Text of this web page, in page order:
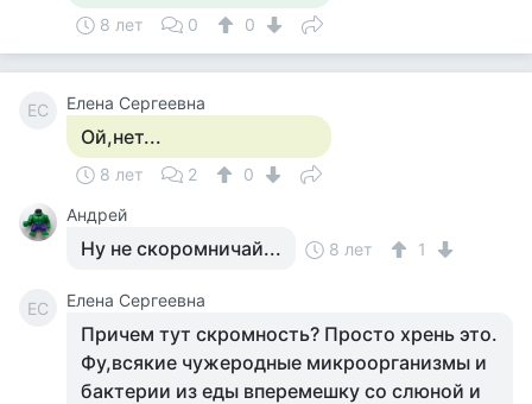
8 лет 0 0
ЕС Елена Сергеевна
Ой,нет...
8 лет 2
0
Андрей
Ну не скоромничай... 8 лет 1
ЕС Елена Сергеевна
Причем тут скромность? Просто хрень это.
Фу,всякие чужеродные микроорганизмы и
бактерии из еды вперемешку со слюной и